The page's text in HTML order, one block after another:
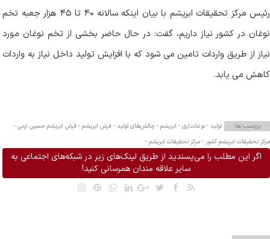
رئیس مرکز تحقیقات ابریشم با بیان اینکه سالانه ۴۰ تا ۴۵ هزار جعبه تخم
نوغان در کشور نیاز داریم، گفت: در حال حاضر بخشی از تخم نوغان مورد
نیاز از طریق واردات تامین می شود که با افزایش تولید داخل نیاز به واردات
کاهش می یابد.
برچسب ها: تولید - نوغانداری - ابریشم - چالش‌های تولید - فرش ابریشم - فرش ابریشم حسین ارمی -
مرکز تحقیقات ابریشم کشور - مرکز تحقیقات ابریشم -
اگر این مطلب را می‌پسندید از طریق لینک‌های زیر در شبکه‌های اجتماعی به
سایر علاقه مندان همرسانی کنید!